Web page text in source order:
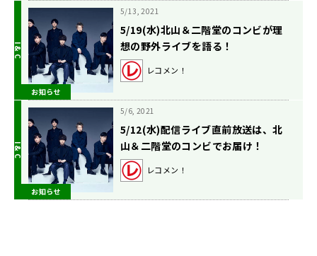
お知らせ
5/13, 2021
5/19(水)北山＆二階堂のコンビが理
想の野外ライブを語る！
レコメン！
お知らせ
5/6, 2021
5/12(水)配信ライブ直前放送は、北
山＆二階堂のコンビでお届け！
レコメン！